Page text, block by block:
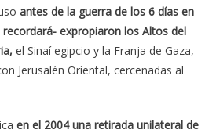
antes de la guerra de los 6 días en
expropiaron los Altos del
el Sinaí egipcio y la Franja de Gaza,
Jerusalén Oriental, cercenadas al
en el 2004 una retirada unilateral de